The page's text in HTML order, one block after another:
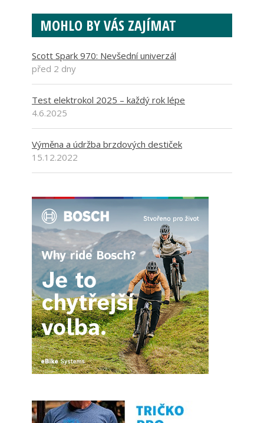
MOHLO BY VÁS ZAJÍMAT
Scott Spark 970: Nevšední univerzál
před 2 dny
Test elektrokol 2025 – každý rok lépe
4.6.2025
Výměna a údržba brzdových destiček
15.12.2022